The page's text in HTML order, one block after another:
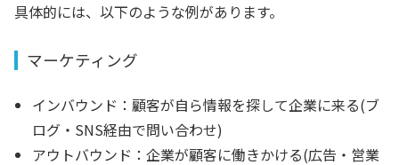
具体的には、以下のような例があります。
マーケティング
インバウンド：顧客が自ら情報を探して企業に来る(ブ
ログ・SNS経由で問い合わせ)
アウトバウンド：企業が顧客に働きかける(広告・営業